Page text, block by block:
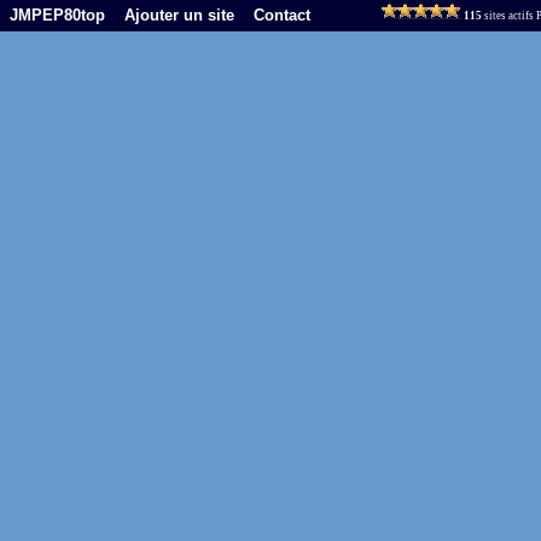
JMPEP80top Ajouter un site Contact 115 sites actifs